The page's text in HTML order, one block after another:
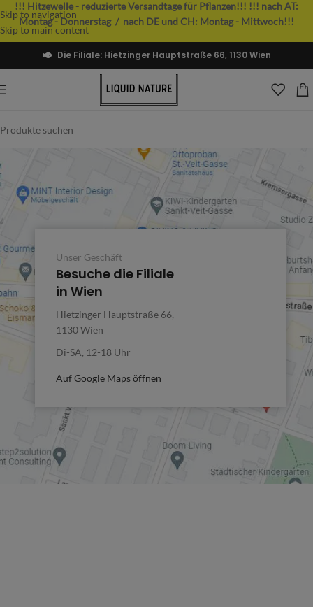
Skip to navigation
Skip to main content
!!! Hitzewelle - reduzierte Versandtage für Pflanzen!!! !!! nach AT:
Montag - Donnerstag / nach DE und CH: Montag - Mittwoch!!!
Die Filiale: Hietzinger Hauptstraße 66, 1130 Wien
Unser Geschäft
Besuche die Filiale
in Wien
Hietzinger Hauptstraße 66,
1130 Wien
Di-SA, 12-18 Uhr
Auf Google Maps öffnen